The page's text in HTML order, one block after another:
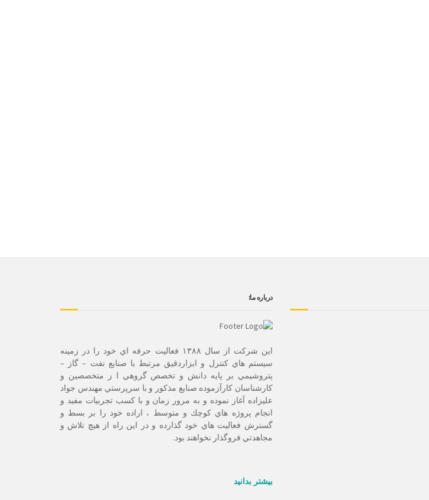
درباره ما:
این شرکت از سال ۱۳۸۸ فعاليت حرفه اي خود را در زمينه
سيستم هاي كنترل و ابزاردقيق مرتبط با صنايع نفت – گاز –
پتروشيمي بر پايه دانش و تخصص گروهي ا ز متخصصين و
كارشناسان كارآزموده صنايع مذكور و با سرپرستي مهندس جواد
عليزاده آغاز نموده و به مرور زمان و با كسب تجربيات مفيد و
انجام پروژه هاي كوچك و متوسط ، اراده خود را بر بسط و
گسترش فعاليت هاي خود گذارده و در اين راه از هيچ تلاش و
مجاهدتي فروگذار نخواهند بود.
بیشتر بدانید